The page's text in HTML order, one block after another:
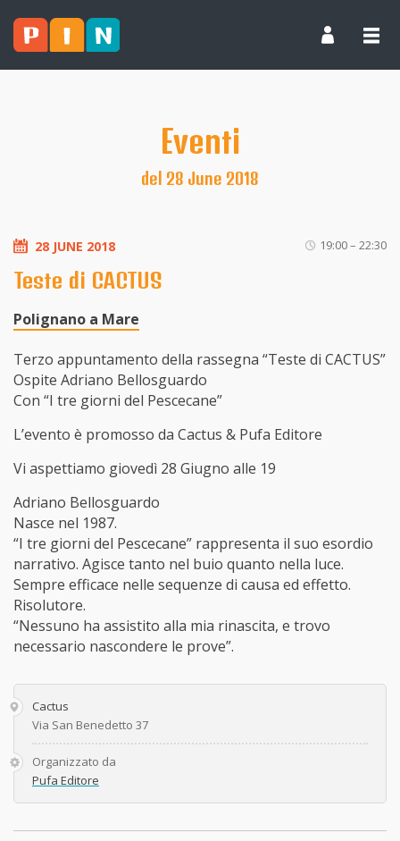
Eventi
del 28 June 2018
28 JUNE 2018 19:00 – 22:30
Teste di CACTUS
Polignano a Mare
Terzo appuntamento della rassegna “Teste di CACTUS”
Ospite Adriano Bellosguardo
Con “I tre giorni del Pescecane”
L’evento è promosso da Cactus & Pufa Editore
Vi aspettiamo giovedì 28 Giugno alle 19
Adriano Bellosguardo
Nasce nel 1987.
“I tre giorni del Pescecane” rappresenta il suo esordio
narrativo. Agisce tanto nel buio quanto nella luce.
Sempre efficace nelle sequenze di causa ed effetto.
Risolutore.
“Nessuno ha assistito alla mia rinascita, e trovo
necessario nascondere le prove”.
Cactus
Via San Benedetto 37
Organizzato da
Pufa Editore